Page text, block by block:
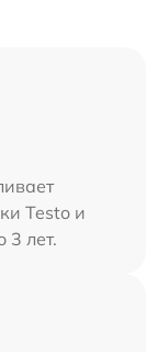
Testo и
3 лет.